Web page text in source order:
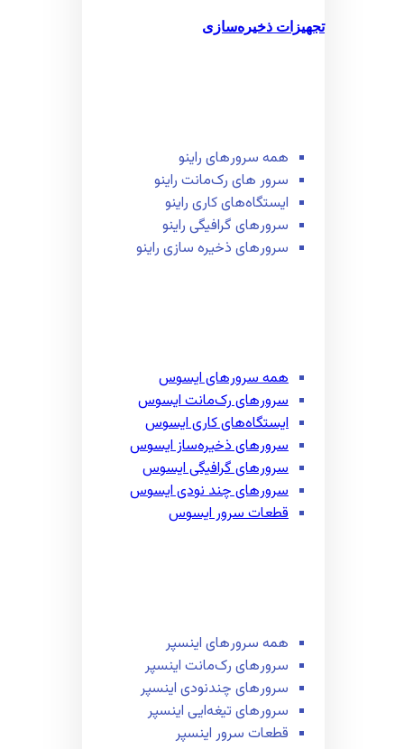
تجهیزات ذخیره‌سازی
همه سرور‌های راینو
سرور ‌های رک‌مانت راینو
ایستگاه‌های کاری راینو
سرور‌های گرافیگی راینو
سرور‌های ذخیره سازی راینو
همه سرور‌های ایسوس
سرور‌های رک‌مانت ایسوس
ایستگاه‌های کاری ایسوس
سرور‌های ذخیره‌ساز ایسوس
سرور‌های گرافیگی ایسوس
سرور‌های چند نودی ایسوس
قطعات سرور ایسوس
همه سرور‌های اینسپر
سرور‌های رک‌مانت اینسپر
سرور‌های چند‌نودی اینسپر
سرور‌های تیغه‌ایی اینسپر
قطعات سرور اینسپر